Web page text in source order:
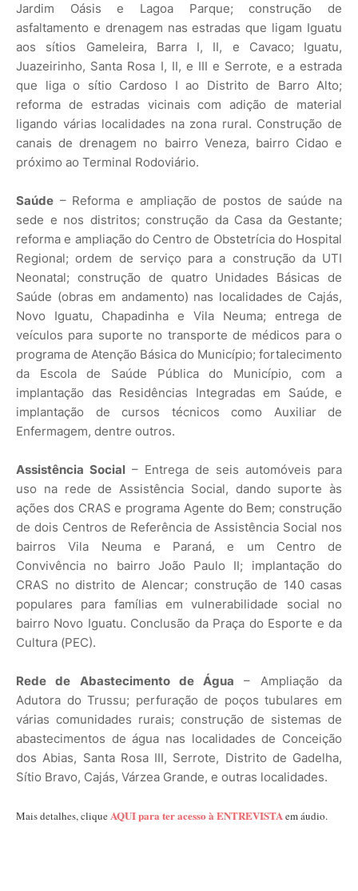
Jardim Oásis e Lagoa Parque; construção de
asfaltamento e drenagem nas estradas que ligam Iguatu
aos sítios Gameleira, Barra I, II, e Cavaco; Iguatu,
Juazeirinho, Santa Rosa I, II, e III e Serrote, e a estrada
que liga o sítio Cardoso I ao Distrito de Barro Alto;
reforma de estradas vicinais com adição de material
ligando várias localidades na zona rural. Construção de
canais de drenagem no bairro Veneza, bairro Cidao e
próximo ao Terminal Rodoviário.
Saúde – Reforma e ampliação de postos de saúde na
sede e nos distritos; construção da Casa da Gestante;
reforma e ampliação do Centro de Obstetrícia do Hospital
Regional; ordem de serviço para a construção da UTI
Neonatal; construção de quatro Unidades Básicas de
Saúde (obras em andamento) nas localidades de Cajás,
Novo Iguatu, Chapadinha e Vila Neuma; entrega de
veículos para suporte no transporte de médicos para o
programa de Atenção Básica do Município; fortalecimento
da Escola de Saúde Pública do Município, com a
implantação das Residências Integradas em Saúde, e
implantação de cursos técnicos como Auxiliar de
Enfermagem, dentre outros.
Assistência Social – Entrega de seis automóveis para
uso na rede de Assistência Social, dando suporte às
ações dos CRAS e programa Agente do Bem; construção
de dois Centros de Referência de Assistência Social nos
bairros Vila Neuma e Paraná, e um Centro de
Convivência no bairro João Paulo II; implantação do
CRAS no distrito de Alencar; construção de 140 casas
populares para famílias em vulnerabilidade social no
bairro Novo Iguatu. Conclusão da Praça do Esporte e da
Cultura (PEC).
Rede de Abastecimento de Água – Ampliação da
Adutora do Trussu; perfuração de poços tubulares em
várias comunidades rurais; construção de sistemas de
abastecimentos de água nas localidades de Conceição
dos Abias, Santa Rosa III, Serrote, Distrito de Gadelha,
Sítio Bravo, Cajás, Várzea Grande, e outras localidades.
Mais detalhes, cliqueAQUI para ter acesso à ENTREVISTAem áudio.